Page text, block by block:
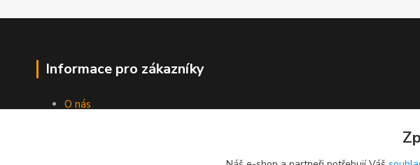
Informace pro zákazníky
O nás